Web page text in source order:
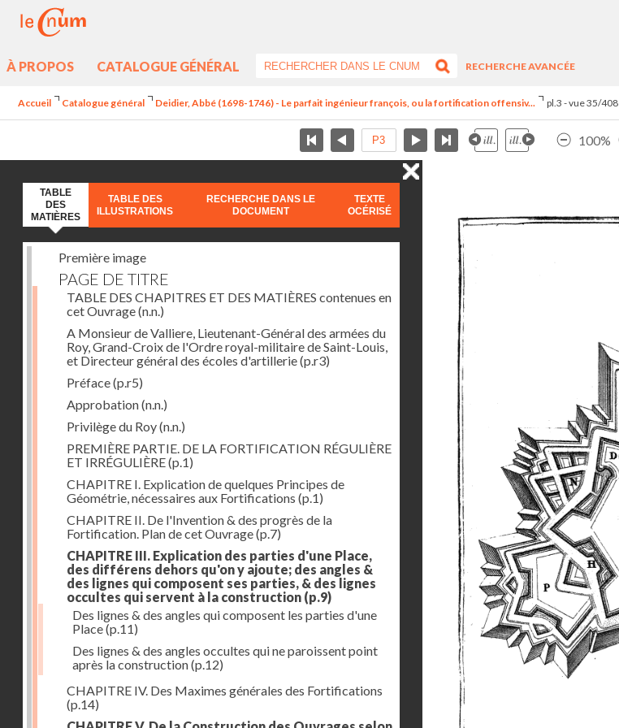
À PROPOS CATALOGUE GÉNÉRAL
RECHERCHE AVANCÉE
Accueil Catalogue général Deidier, Abbé (1698-1746) - Le parfait ingénieur françois, ou la fortification offensiv... pl.3 - vue 35/408
100%
TABLE
DES
MATIÈRES
TABLE DES
ILLUSTRATIONS
RECHERCHE DANS LE
DOCUMENT
TEXTE
OCÉRISÉ
Première image
PAGE DE TITRE
TABLE DES CHAPITRES ET DES MATIÈRES contenues en
cet Ouvrage(n.n.)
A Monsieur de Valliere, Lieutenant-Général des armées du
Roy, Grand-Croix de l'Ordre royal-militaire de Saint-Louis,
et Directeur général des écoles d'artillerie(p.r3)
Préface(p.r5)
Approbation(n.n.)
Privilège du Roy(n.n.)
PREMIÈRE PARTIE. DE LA FORTIFICATION RÉGULIÈRE
ET IRRÉGULIÈRE(p.1)
CHAPITRE I. Explication de quelques Principes de
Géométrie, nécessaires aux Fortifications (p.1)
CHAPITRE II. De l'Invention & des progrès de la
Fortification. Plan de cet Ouvrage(p.7)
CHAPITRE III. Explication des parties d'une Place,
des différens dehors qu'on y ajoute; des angles &
des lignes qui composent ses parties, & des lignes
occultes qui servent à la construction (p.9)
Des lignes & des angles qui composent les parties d'une
Place(p.11)
Des lignes & des angles occultes qui ne paroissent point
après la construction(p.12)
CHAPITRE IV. Des Maximes générales des Fortifications
(p.14)